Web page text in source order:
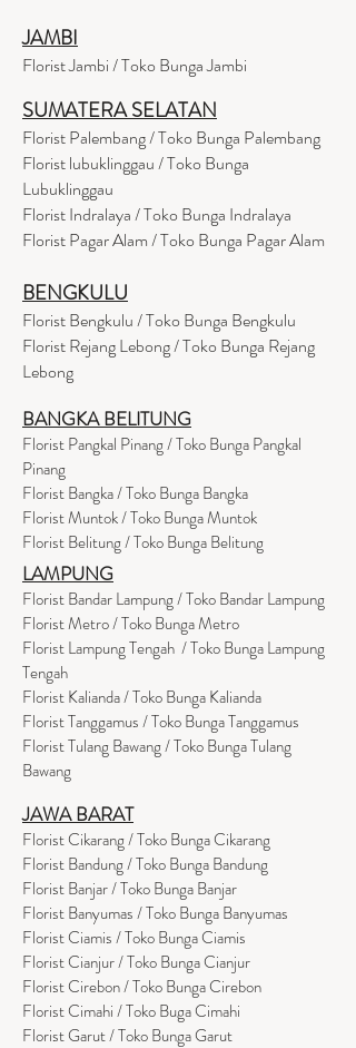
JAMBI
Florist Jambi / Toko Bunga Jambi
SUMATERA SELATAN
Florist Palembang / Toko Bunga Palembang
Florist lubuklinggau / Toko Bunga
Lubuklinggau
Florist Indralaya / Toko Bunga Indralaya
Florist Pagar Alam / Toko Bunga Pagar Alam
BENGKULU
Florist Bengkulu / Toko Bunga Bengkulu
Florist Rejang Lebong / Toko Bunga Rejang
Lebong
BANGKA BELITUNG
Florist Pangkal Pinang / Toko Bunga Pangkal
Pinang
Florist Bangka / Toko Bunga Bangka
Florist Muntok / Toko Bunga Muntok
Florist Belitung / Toko Bunga Belitung
LAMPUNG
Florist Bandar Lampung / Toko Bandar Lampung
Florist Metro / Toko Bunga Metro
Florist Lampung Tengah / Toko Bunga Lampung
Tengah
Florist Kalianda / Toko Bunga Kalianda
Florist Tanggamus / Toko Bunga Tanggamus
Florist Tulang Bawang / Toko Bunga Tulang
Bawang
JAWA BARAT
Florist Cikarang/ Toko Bunga Cikarang
Florist Bandung / Toko Bunga Bandung
Florist Banjar / Toko Bunga Banjar
Florist Banyumas / Toko Bunga Banyumas
Florist Ciamis / Toko Bunga Ciamis
Florist Cianjur / Toko Bunga Cianjur
Florist Cirebon / Toko Bunga Cirebon
Florist Cimahi / Toko Buga Cimahi
Florist Garut / Toko Bunga Garut